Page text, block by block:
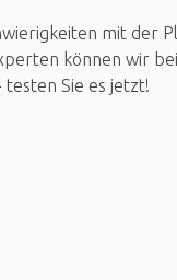
mit der
können wir
Sie es jetzt!